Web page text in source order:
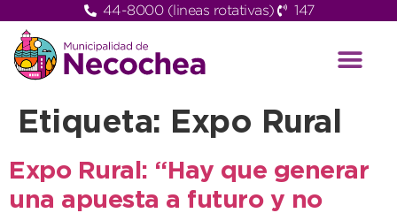
44-8000 (lineas rotativas) 147
Etiqueta: Expo Rural
Expo Rural: “Hay que generar
una apuesta a futuro y no